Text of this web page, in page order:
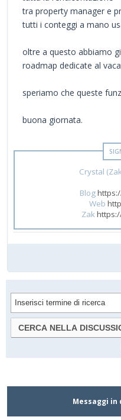
tra property manager e
tutti i conteggi a mano
oltre a questo abbiamo
roadmap dedicate al
speriamo che queste
buona giornata.
Crystal
Blog
Web
Zak
Messaggi in